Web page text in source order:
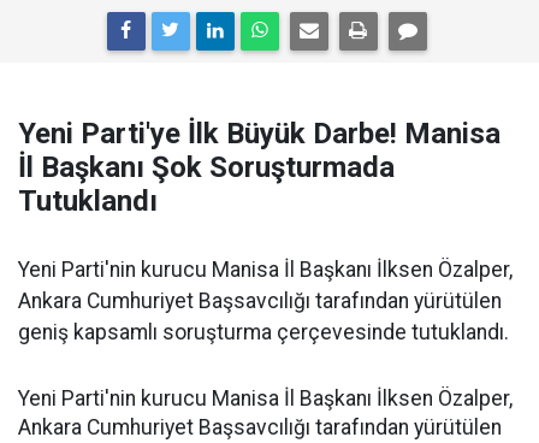
Yeni Parti'ye İlk Büyük Darbe! Manisa
İl Başkanı Şok Soruşturmada
Tutuklandı
Yeni Parti'nin kurucu Manisa İl Başkanı İlksen Özalper,
Ankara Cumhuriyet Başsavcılığı tarafından yürütülen
geniş kapsamlı soruşturma çerçevesinde tutuklandı.
Yeni Parti'nin kurucu Manisa İl Başkanı İlksen Özalper,
Ankara Cumhuriyet Başsavcılığı tarafından yürütülen